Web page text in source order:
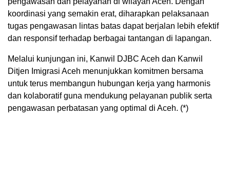
koordinasi yang semakin erat, diharapkan pelaksanaan
tugas pengawasan lintas batas dapat berjalan lebih efektif
dan responsif terhadap berbagai tantangan di lapangan.
Melalui kunjungan ini, Kanwil DJBC Aceh dan Kanwil
Ditjen Imigrasi Aceh menunjukkan komitmen bersama
untuk terus membangun hubungan kerja yang harmonis
dan kolaboratif guna mendukung pelayanan publik serta
pengawasan perbatasan yang optimal di Aceh. (*)